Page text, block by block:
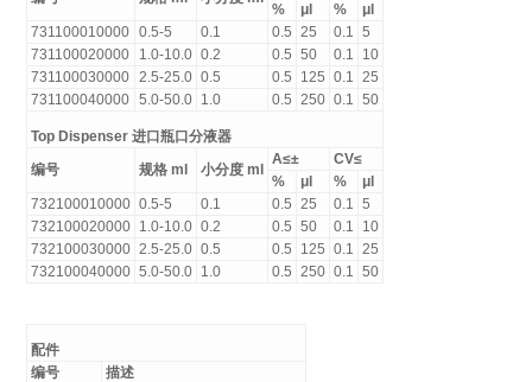
%
μl %
μl
731100010000
0.5-5 0.1 0.5 25 0.1
5
731100020000
1.0-10.0 0.2 0.5 50 0.1
10
731100030000
2.5-25.0 0.5 0.5 125 0.1
25
731100040000
5.0-50.0 1.0 0.5 250 0.1 50
Top Dispenser 进口瓶口分液器
编号
规格 ml 小分度 ml
A≤±
CV≤
%
μl %
μl
732100010000 0.5-5 0.1 0.5 25 0.1
5
732100020000 1.0-10.0 0.2 0.5 50 0.1
10
732100030000 2.5-25.0 0.5 0.5 125 0.1
25
732100040000 5.0-50.0 1.0 0.5 250 0.1 50
配件
编号
描述